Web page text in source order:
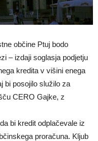
občine Ptuj bodo
– izdaji soglasja podjetju
kredita v višini enega
bi posojilo služilo za
CERO Gajke, z
bi kredit odplačevale iz
proračuna. Kljub